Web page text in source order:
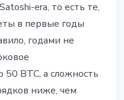
era, то есть те,
в первые годы
годами не
50 BTC, а сложность
ниже, чем